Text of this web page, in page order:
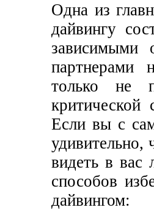
Одна из
дайвингу
зависимыми
партнерами
только не
Если вы с
видеть в вас
способов
дайвингом: